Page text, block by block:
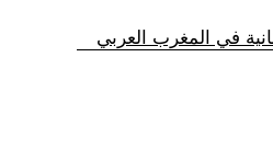
في المغرب العربي